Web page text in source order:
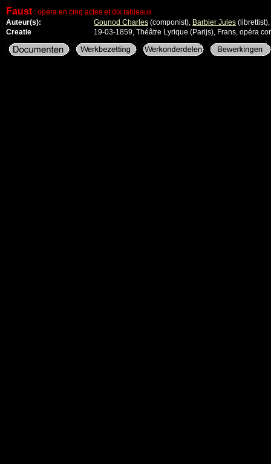
Faust : opéra en cinq actes et dix tableaux
Auteur(s):
Gounod Charles (componist), Barbier Jules (librettist),
Creatie
19-03-1859, Théâtre Lyrique (Parijs), Frans, opéra